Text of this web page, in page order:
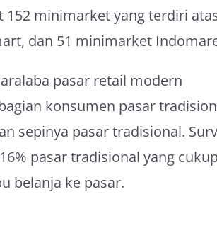
minimarket yang terdiri
dan 51 minimarket
pasar retail modern
konsumen pasar
sepinya pasar tradisional.
pasar tradisional yang cukup
belanja ke pasar.